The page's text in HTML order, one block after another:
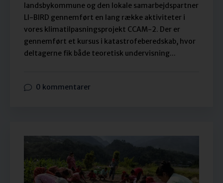
landsbykommune og den lokale samarbejdspartner
LI-BIRD gennemført en lang række aktiviteter i
vores klimatilpasningsprojekt CCAM-2. Der er
gennemført et kursus i katastrofeberedskab, hvor
deltagerne fik både teoretisk undervisning...
0 kommentarer